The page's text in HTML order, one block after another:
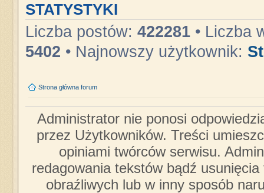
STATYSTYKI
Liczba postów: 422281• Liczba
5402 • Najnowszy użytkownik:
Strona główna forum
Administrator nie ponosi
przez Użytkowników. Treści
opiniami twórców serwisu.
redagowania tekstów bądź
obraźliwych lub w inny sposób